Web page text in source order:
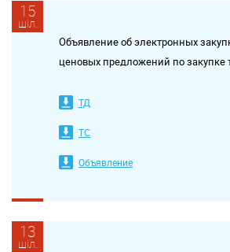
15
шіл.
Объявление об электронных
ценовых предложений по закупке
ТД
ТС
Объявление
13
шіл.